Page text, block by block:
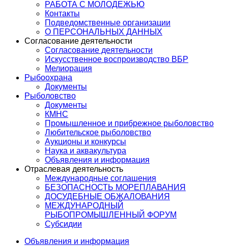
РАБОТА С МОЛОДЕЖЬЮ
Контакты
Подведомственные организации
О ПЕРСОНАЛЬНЫХ ДАННЫХ
Согласование деятельности
Согласование деятельности
Искусственное воспроизводство ВБР
Мелиорация
Рыбоохрана
Документы
Рыболовство
Документы
КМНС
Промышленное и прибрежное рыболовство
Любительское рыболовство
Аукционы и конкурсы
Наука и аквакультура
Объявления и информация
Отраслевая деятельность
Международные соглашения
БЕЗОПАСНОСТЬ МОРЕПЛАВАНИЯ
ДОСУДЕБНЫЕ ОБЖАЛОВАНИЯ
МЕЖДУНАРОДНЫЙ
РЫБОПРОМЫШЛЕННЫЙ ФОРУМ
Субсидии
Объявления и информация